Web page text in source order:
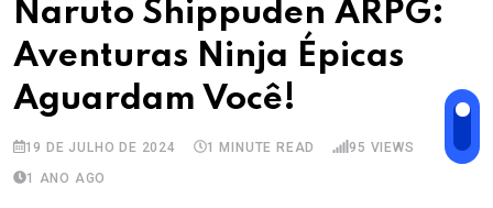
Naruto Shippuden ARPG:
Aventuras Ninja Épicas
Aguardam Você!
19 DE JULHO DE 2024 1 MINUTE READ 95 VIEWS
1 ANO AGO